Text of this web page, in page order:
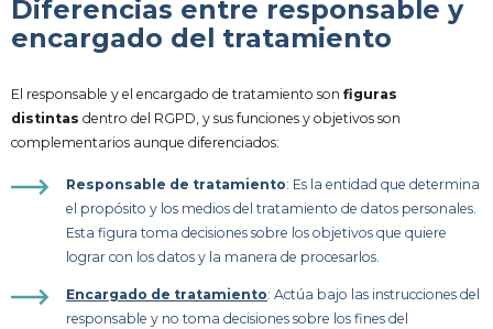
Diferencias entre responsable y
encargado del tratamiento
El responsable y el encargado de tratamiento son figuras
distintas dentro del RGPD, y sus funciones y objetivos son
complementarios aunque diferenciados:
Responsable de tratamiento: Es la entidad que determina
el propósito y los medios del tratamiento de datos personales.
Esta figura toma decisiones sobre los objetivos que quiere
lograr con los datos y la manera de procesarlos.
Encargado de tratamiento: Actúa bajo las instrucciones del
responsable y no toma decisiones sobre los fines del